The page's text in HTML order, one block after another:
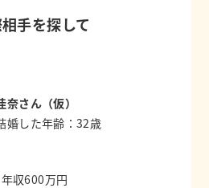
手を探して
奈さん（仮）
婚した年齢：32歳
収600万円